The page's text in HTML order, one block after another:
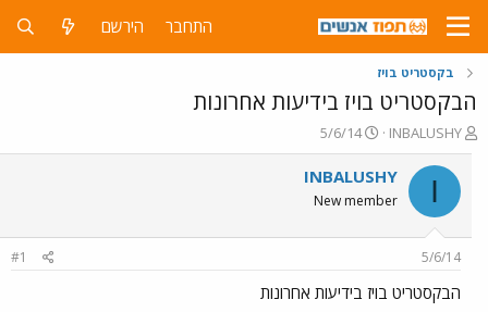
התחבר הירשם
בקסטריט בויז
הבקסטריט בויז בידיעות אחרונות
פ
ו
ת
ח
ה
ש
א
INBALUSHY
פ
ו
ר
ם
ר
5/6/14
I
INBALUSHY
New member
5/6/14
#1
הבקסטריט בויז בידיעות אחרונות